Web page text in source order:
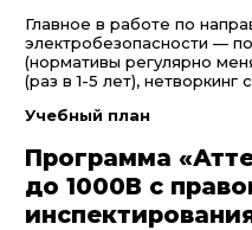
Главное в работе по
электробезопасности —
(нормативы регулярно
(раз в 1-5 лет), нетворкинг
Учебный план
Программа
до 1000В с